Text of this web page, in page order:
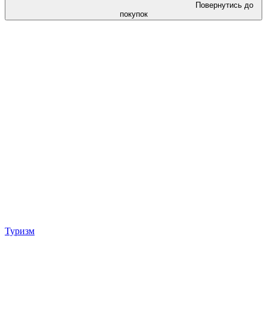
Повернутись до
покупок
Туризм